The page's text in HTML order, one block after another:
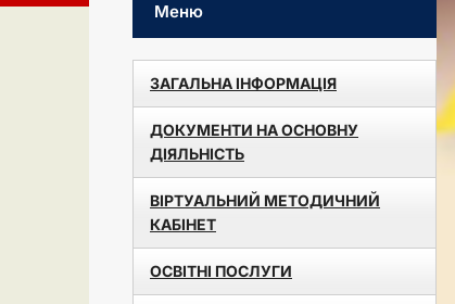
Меню
ЗАГАЛЬНА ІНФОРМАЦІЯ
ДОКУМЕНТИ НА ОСНОВНУ
ДІЯЛЬНІСТЬ
ВІРТУАЛЬНИЙ МЕТОДИЧНИЙ
КАБІНЕТ
ОСВІТНІ ПОСЛУГИ